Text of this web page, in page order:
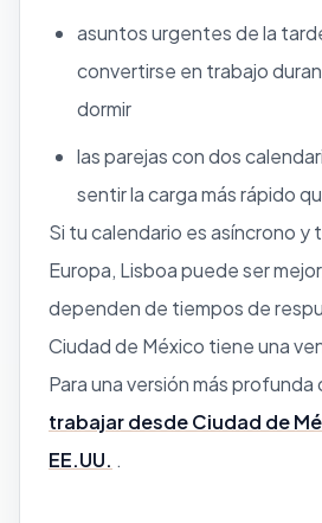
asuntos urgentes de la
convertirse en trabajo
dormir
las parejas con dos
sentir la carga más rápido
Si tu calendario es asíncrono y
Europa, Lisboa puede ser
dependen de tiempos de
Ciudad de México tiene una
Para una versión más
trabajar desde Ciudad de
EE.UU. .